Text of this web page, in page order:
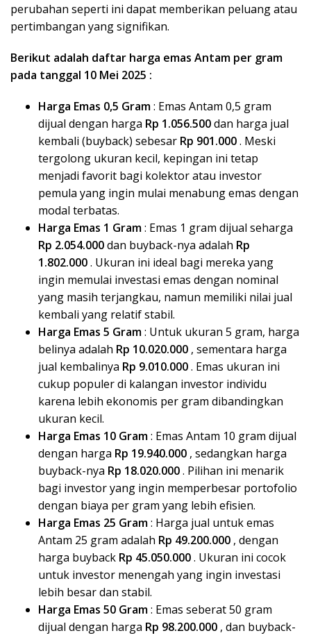
perubahan seperti ini dapat memberikan peluang atau
pertimbangan yang signifikan.
Berikut adalah daftar harga emas Antam per gram
pada tanggal 10 Mei 2025 :
Harga Emas 0,5 Gram: Emas Antam 0,5 gram
dijual dengan harga Rp 1.056.500dan harga jual
kembali (buyback) sebesar Rp 901.000. Meski
tergolong ukuran kecil, kepingan ini tetap
menjadi favorit bagi kolektor atau investor
pemula yang ingin mulai menabung emas dengan
modal terbatas.
Harga Emas 1 Gram: Emas 1 gram dijual seharga
Rp 2.054.000dan buyback-nya adalah Rp
1.802.000. Ukuran ini ideal bagi mereka yang
ingin memulai investasi emas dengan nominal
yang masih terjangkau, namun memiliki nilai jual
kembali yang relatif stabil.
Harga Emas 5 Gram: Untuk ukuran 5 gram, harga
belinya adalah Rp 10.020.000 , sementara harga
jual kembalinya Rp 9.010.000. Emas ukuran ini
cukup populer di kalangan investor individu
karena lebih ekonomis per gram dibandingkan
ukuran kecil.
Harga Emas 10 Gram: Emas Antam 10 gram dijual
dengan harga Rp 19.940.000 , sedangkan harga
buyback-nya Rp 18.020.000. Pilihan ini menarik
bagi investor yang ingin memperbesar portofolio
dengan biaya per gram yang lebih efisien.
Harga Emas 25 Gram: Harga jual untuk emas
Antam 25 gram adalah Rp 49.200.000 , dengan
harga buyback Rp 45.050.000. Ukuran ini cocok
untuk investor menengah yang ingin investasi
lebih besar dan stabil.
Harga Emas 50 Gram: Emas seberat 50 gram
dijual dengan harga Rp 98.200.000 , dan buyback-